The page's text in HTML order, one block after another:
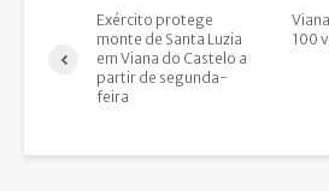
Exército protege
monte de Santa Luzia
em Viana do Castelo a
partir de segunda-
feira
100